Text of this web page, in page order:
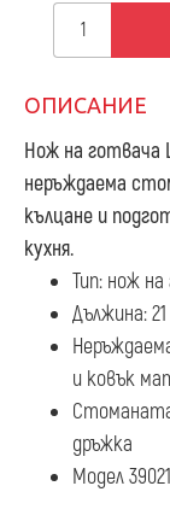
ОПИСАНИЕ
Нож на готвача
неръждаема
кълцане и
кухня.
Тип: нож
Дължина:
и ковък
дръжка
Модел